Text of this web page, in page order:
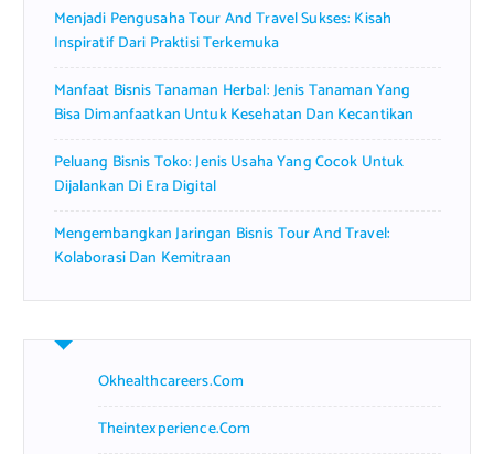
Menjadi Pengusaha Tour And Travel Sukses: Kisah
Inspiratif Dari Praktisi Terkemuka
Manfaat Bisnis Tanaman Herbal: Jenis Tanaman Yang
Bisa Dimanfaatkan Untuk Kesehatan Dan Kecantikan
Peluang Bisnis Toko: Jenis Usaha Yang Cocok Untuk
Dijalankan Di Era Digital
Mengembangkan Jaringan Bisnis Tour And Travel:
Kolaborasi Dan Kemitraan
Okhealthcareers.com
Theintexperience.com